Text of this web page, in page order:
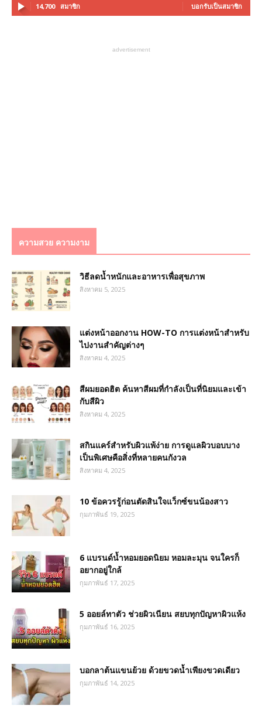
14,700 สมาชิก บอกรับเป็นสมาชิก
advertisement
ความสวย ความงาม
วิธีลดน้ำหนักและอาหารเพื่อสุขภาพ
สิงหาคม 5, 2025
แต่งหน้าออกงาน HOW-TO การแต่งหน้าสำหรับ
ไปงานสำคัญต่างๆ
สิงหาคม 4, 2025
สีผมยอดฮิต ค้นหาสีผมที่กำลังเป็นที่นิยมและเข้า
กับสีผิว
สิงหาคม 4, 2025
สกินแคร์สำหรับผิวแพ้ง่าย การดูแลผิวบอบบาง
เป็นพิเศษคือสิ่งที่หลายคนกังวล
สิงหาคม 4, 2025
10 ข้อควรรู้ก่อนตัดสินใจแว็กซ์ขนน้องสาว
กุมภาพันธ์ 19, 2025
6 แบรนด์น้ำหอมยอดนิยม หอมละมุน จนใครก็
อยากอยู่ใกล้
กุมภาพันธ์ 17, 2025
5 ออยล์ทาตัว ช่วยผิวเนียน สยบทุกปัญหาผิวแห้ง
กุมภาพันธ์ 16, 2025
บอกลาต้นแขนย้วย ด้วยขวดน้ำเพียงขวดเดียว
กุมภาพันธ์ 14, 2025